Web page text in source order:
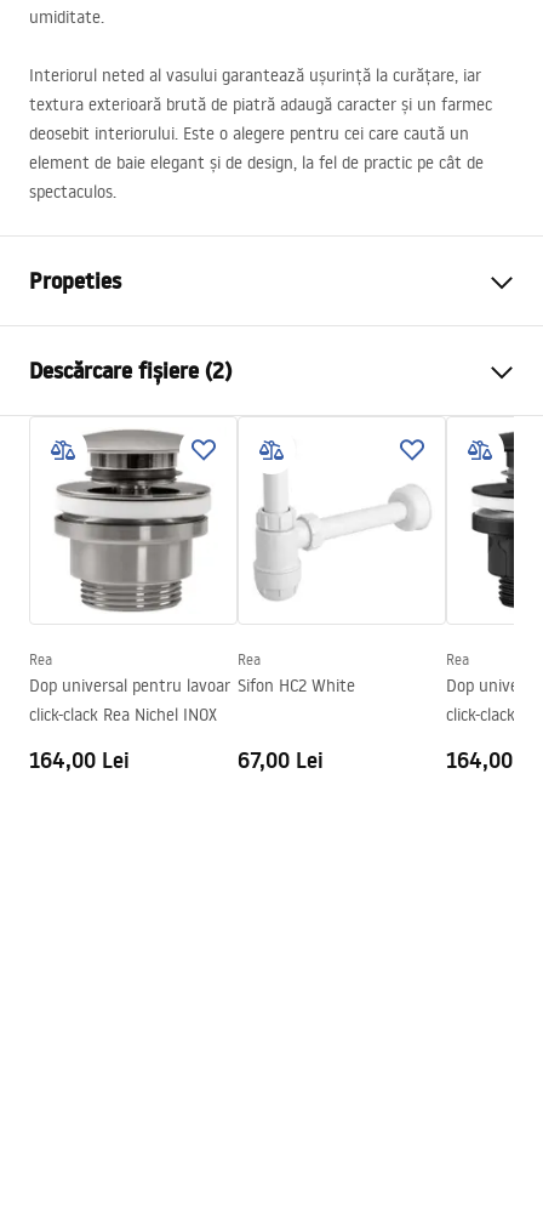
umiditate.
Interiorul neted al vasului garantează ușurință la curățare, iar
textura exterioară brută de piatră adaugă caracter și un farmec
deosebit interiorului. Este o alegere pentru cei care caută un
element de baie elegant și de design, la fel de practic pe cât de
spectaculos.
Propeties
Material
compozită)
Culoare
Imitație piatră, Portocaliu
Finisaj
Lungime
500mm
380
Inalime
150
Formă
Oval
Preaplin
Orificiu pentru preaplin
Da Nu
Descărcare fișiere (2)
Instrucțiuni de asamblare
Basin.pdf
Warranty_Terms_and_Conditions_Basins_-_5.pdf
Rea
Dop universal pentru lavoar
click-clack Rea Nichel INOX
164,00 Lei
Rea
Sifon HC2 White
67,00 Lei
Rea
Dop
click-clack
164,00